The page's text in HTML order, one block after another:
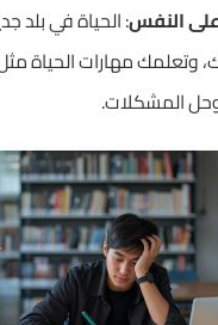
على النفس: الحياة في بلد
وتعلمك مهارات الحياة
وحل المشكلات.